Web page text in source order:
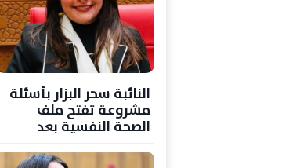
النائبة سحر البزار بأسئلة
مشروعة تفتح ملف
الصحة النفسية بعد